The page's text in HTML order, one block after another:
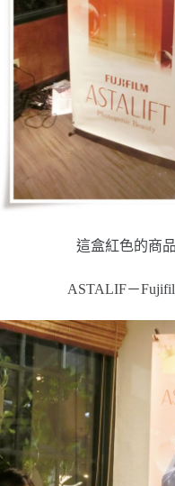
這盒紅色的商
ASTALIF－